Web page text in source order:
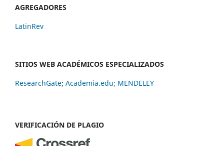
AGREGADORES
LatinRev
SITIOS WEB ACADÉMICOS ESPECIALIZADOS
ResearchGate; Academia.edu; MENDELEY
VERIFICACIÓN DE PLAGIO